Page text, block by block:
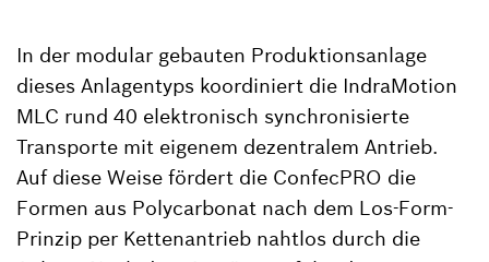
In der modular gebauten Produktionsanlage
dieses Anlagentyps koordiniert die IndraMotion
MLC rund 40 elektronisch synchronisierte
Transporte mit eigenem dezentralem Antrieb.
Auf diese Weise fördert die ConfecPRO die
Formen aus Polycarbonat nach dem Los-Form-
Prinzip per Kettenantrieb nahtlos durch die